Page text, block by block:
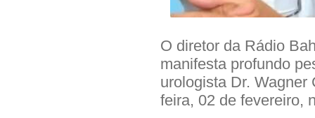
O diretor da Rádio
manifesta profundo
urologista Dr. Wagner
feira, 02 de fevereiro,